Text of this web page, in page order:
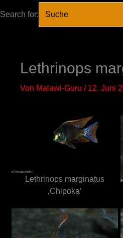
Search for:
Lethrinops
Von Malawi-Guru / 12. Juni
Lethrinops marginatus
‚Chipoka‘